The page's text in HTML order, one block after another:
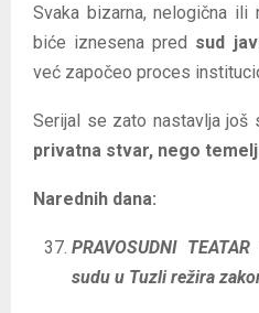
Svaka bizarna, nelogična ili
biće iznesena pred sud
već započeo proces
Serijal se zato nastavlja još
privatna stvar, nego
Narednih dana:
PRAVOSUDNI
sudu u Tuzli režira